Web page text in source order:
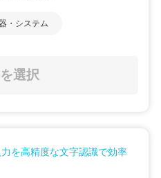
・システム
選択
を高精度な文字認識で効率